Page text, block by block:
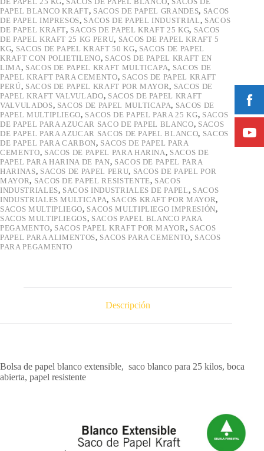
PAPEL BLANCO KRAFT, SACOS DE PAPEL GRANDES, SACOS
DE PAPEL IMPRESOS, SACOS DE PAPEL INDUSTRIAL, SACOS
DE PAPEL KRAFT, SACOS DE PAPEL KRAFT 25 KG, SACOS
DE PAPEL KRAFT 25 KG PERU, SACOS DE PAPEL KRAFT 5
KG, SACOS DE PAPEL KRAFT 50 KG, SACOS DE PAPEL
KRAFT CON POLIETILENO, SACOS DE PAPEL KRAFT EN
LIMA, SACOS DE PAPEL KRAFT MULTICAPA, SACOS DE
PAPEL KRAFT PARA CEMENTO, SACOS DE PAPEL KRAFT
PERÚ, SACOS DE PAPEL KRAFT POR MAYOR, SACOS DE
PAPEL KRAFT VALVULADO, SACOS DE PAPEL KRAFT
VALVULADOS, SACOS DE PAPEL MULTICAPA, SACOS DE
PAPEL MULTIPLIEGO, SACOS DE PAPEL PARA 25 KG, SACOS
DE PAPEL PARA AZUCAR SACO DE PAPEL BLANCO, SACOS
DE PAPEL PARA AZUCAR SACOS DE PAPEL BLANCO, SACOS
DE PAPEL PARA CARBON, SACOS DE PAPEL PARA
CEMENTO, SACOS DE PAPEL PARA HARINA, SACOS DE
PAPEL PARA HARINA DE PAN, SACOS DE PAPEL PARA
HARINAS, SACOS DE PAPEL PERU, SACOS DE PAPEL POR
MAYOR, SACOS DE PAPEL RESISTENTE, SACOS
INDUSTRIALES, SACOS INDUSTRIALES DE PAPEL, SACOS
INDUSTRIALES MULTICAPA, SACOS KRAFT POR MAYOR,
SACOS MULTIPLIEGO, SACOS MULTIPLIEGO IMPRESIÓN,
SACOS MULTIPLIEGOS, SACOS PAPEL BLANCO PARA
PEGAMENTO, SACOS PAPEL KRAFT POR MAYOR, SACOS
PAPEL PARA ALIMENTOS, SACOS PARA CEMENTO, SACOS
PARA PEGAMENTO
Descripción
Bolsa de papel blanco extensible, saco blanco para 25 kilos, boca
abierta, papel resistente